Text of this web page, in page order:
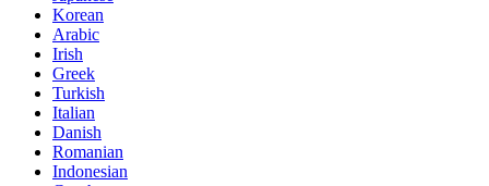
Korean
Arabic
Irish
Greek
Turkish
Italian
Danish
Romanian
Indonesian